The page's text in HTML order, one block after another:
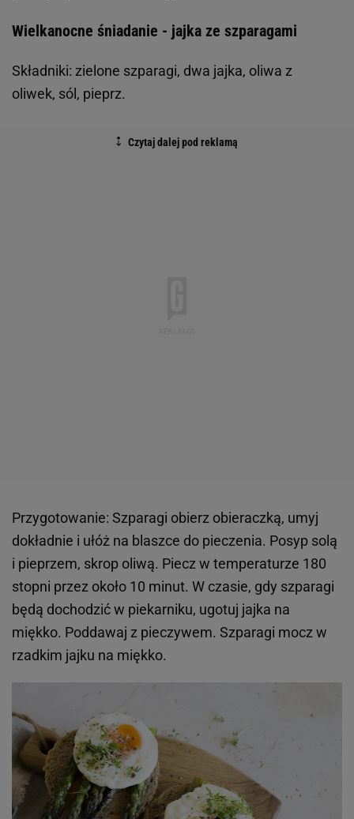
Wielkanocne śniadanie - jajka ze szparagami
Składniki: zielone szparagi, dwa jajka, oliwa z
oliwek, sól, pieprz.
Przygotowanie: Szparagi obierz obieraczką, umyj
dokładnie i ułóż na blaszce do pieczenia. Posyp solą
i pieprzem, skrop oliwą. Piecz w temperaturze 180
stopni przez około 10 minut. W czasie, gdy szparagi
będą dochodzić w piekarniku, ugotuj jajka na
miękko. Poddawaj z pieczywem. Szparagi mocz w
rzadkim jajku na miękko.